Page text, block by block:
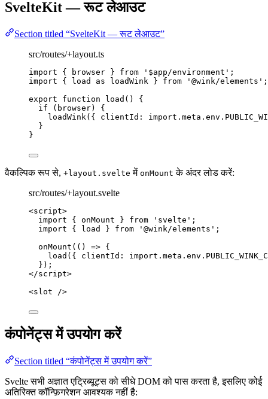
SvelteKit — रूट लेआउट
Section titled “SvelteKit — रूट लेआउट”
src/routes/+layout.ts
import { browser } from ' $app/environment ' ;
import { load as loadWink } from ' @wink/elements ' ;
export
function load ()
{
if (browser) {
loadWink({ clientId: import. meta . env .
}
}
वैकल्पिक रूप से, +layout.svelte में onMount के अंदर लोड करें:
src/routes/+layout.svelte
<script>
import { onMount } from ' svelte ' ;
import { load } from ' @wink/elements ' ;
onMount ( () => {
load ({ clientId: import. meta . env .
});
</script>
<slot />
कंपोनेंट्स में उपयोग करें
Section titled “कंपोनेंट्स में उपयोग करें”
Svelte सभी अज्ञात एट्रिब्यूट्स को सीधे DOM को पास करता है, इसलिए कोई
अतिरिक्त कॉन्फ़िगरेशन आवश्यक नहीं है: